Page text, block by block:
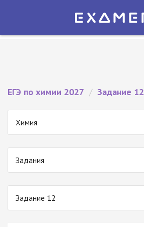
Экзамер — ЕГЭ 2027
ЕГЭ по химии 2027 / Задание 12
Химия
Задания
Задание 12